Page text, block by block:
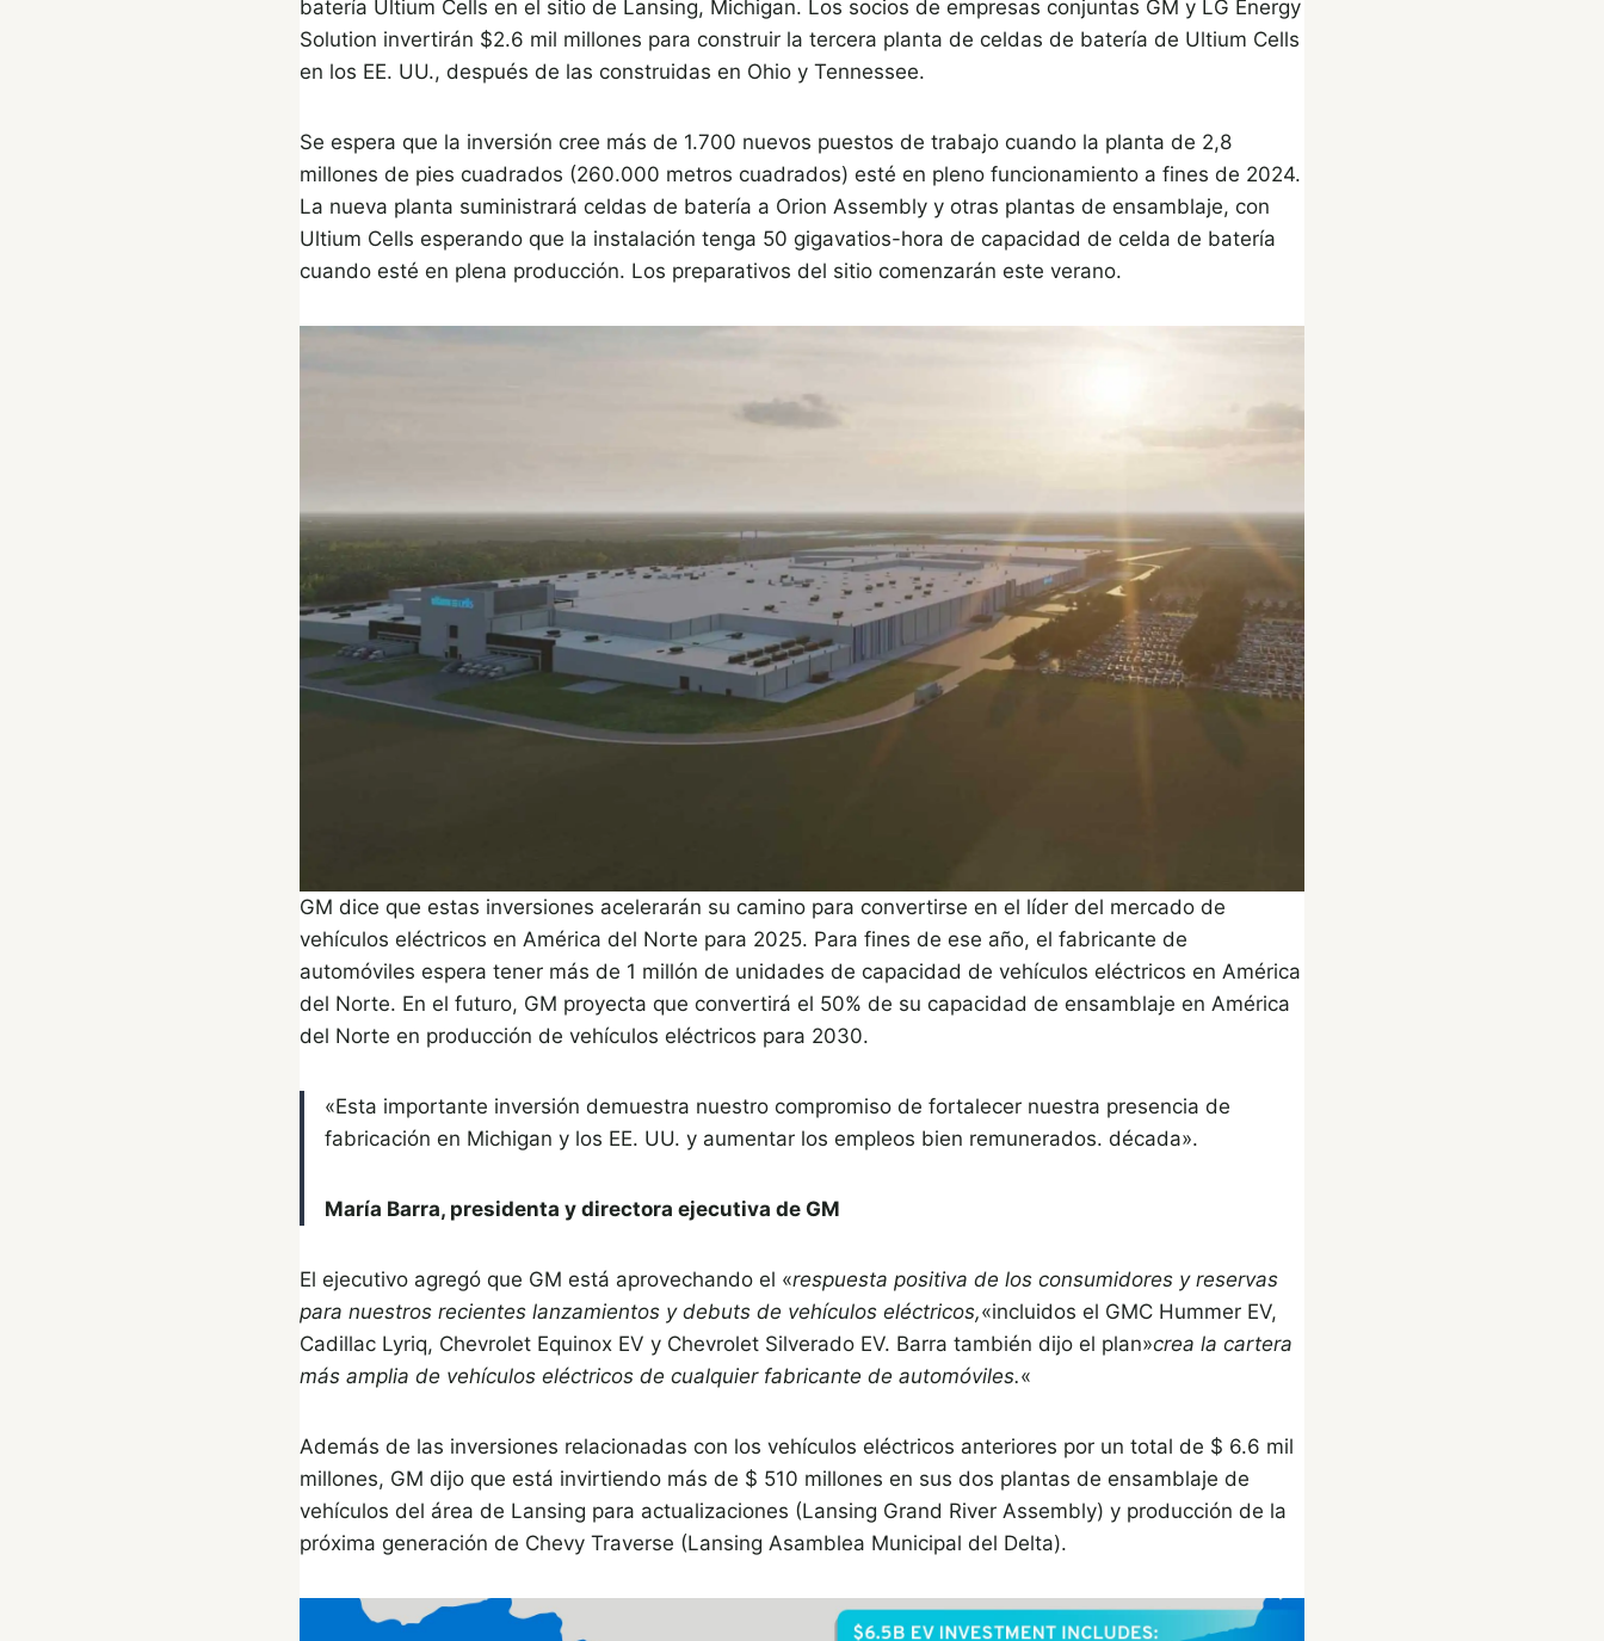
batería Ultium Cells en el sitio de Lansing, Michigan. Los socios de empresas conjuntas GM y LG Energy
Solution invertirán $2.6 mil millones para construir la tercera planta de celdas de batería de Ultium Cells
en los EE. UU., después de las construidas en Ohio y Tennessee.
Se espera que la inversión cree más de 1.700 nuevos puestos de trabajo cuando la planta de 2,8
millones de pies cuadrados (260.000 metros cuadrados) esté en pleno funcionamiento a fines de 2024.
La nueva planta suministrará celdas de batería a Orion Assembly y otras plantas de ensamblaje, con
Ultium Cells esperando que la instalación tenga 50 gigavatios-hora de capacidad de celda de batería
cuando esté en plena producción. Los preparativos del sitio comenzarán este verano.
GM dice que estas inversiones acelerarán su camino para convertirse en el líder del mercado de
vehículos eléctricos en América del Norte para 2025. Para fines de ese año, el fabricante de
automóviles espera tener más de 1 millón de unidades de capacidad de vehículos eléctricos en América
del Norte. En el futuro, GM proyecta que convertirá el 50% de su capacidad de ensamblaje en América
del Norte en producción de vehículos eléctricos para 2030.
«Esta importante inversión demuestra nuestro compromiso de fortalecer nuestra presencia de
fabricación en Michigan y los EE. UU. y aumentar los empleos bien remunerados. década».
María Barra, presidenta y directora ejecutiva de GM
El ejecutivo agregó que GM está aprovechando el «respuesta positiva de los consumidores y reservas
para nuestros recientes lanzamientos y debuts de vehículos eléctricos,«incluidos el GMC Hummer EV,
Cadillac Lyriq, Chevrolet Equinox EV y Chevrolet Silverado EV. Barra también dijo el plan»crea la cartera
más amplia de vehículos eléctricos de cualquier fabricante de automóviles.«
Además de las inversiones relacionadas con los vehículos eléctricos anteriores por un total de $ 6.6 mil
millones, GM dijo que está invirtiendo más de $ 510 millones en sus dos plantas de ensamblaje de
vehículos del área de Lansing para actualizaciones (Lansing Grand River Assembly) y producción de la
próxima generación de Chevy Traverse (Lansing Asamblea Municipal del Delta).